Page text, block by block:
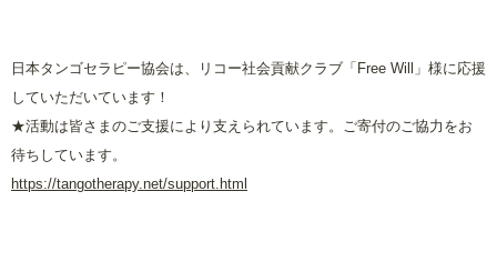
日本タンゴセラピー協会は、リコー社会貢献クラブ「 Free Will
」様に応援
していただいています！
★活動は皆さまのご支援により支えられています。ご寄付のご協力をお
待ちしています。
https://tangotherapy.net/support.html